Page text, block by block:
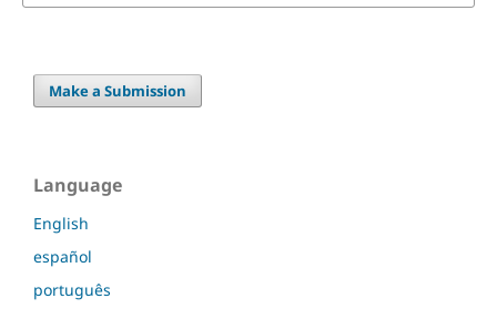
Make a Submission
Language
English
español
português